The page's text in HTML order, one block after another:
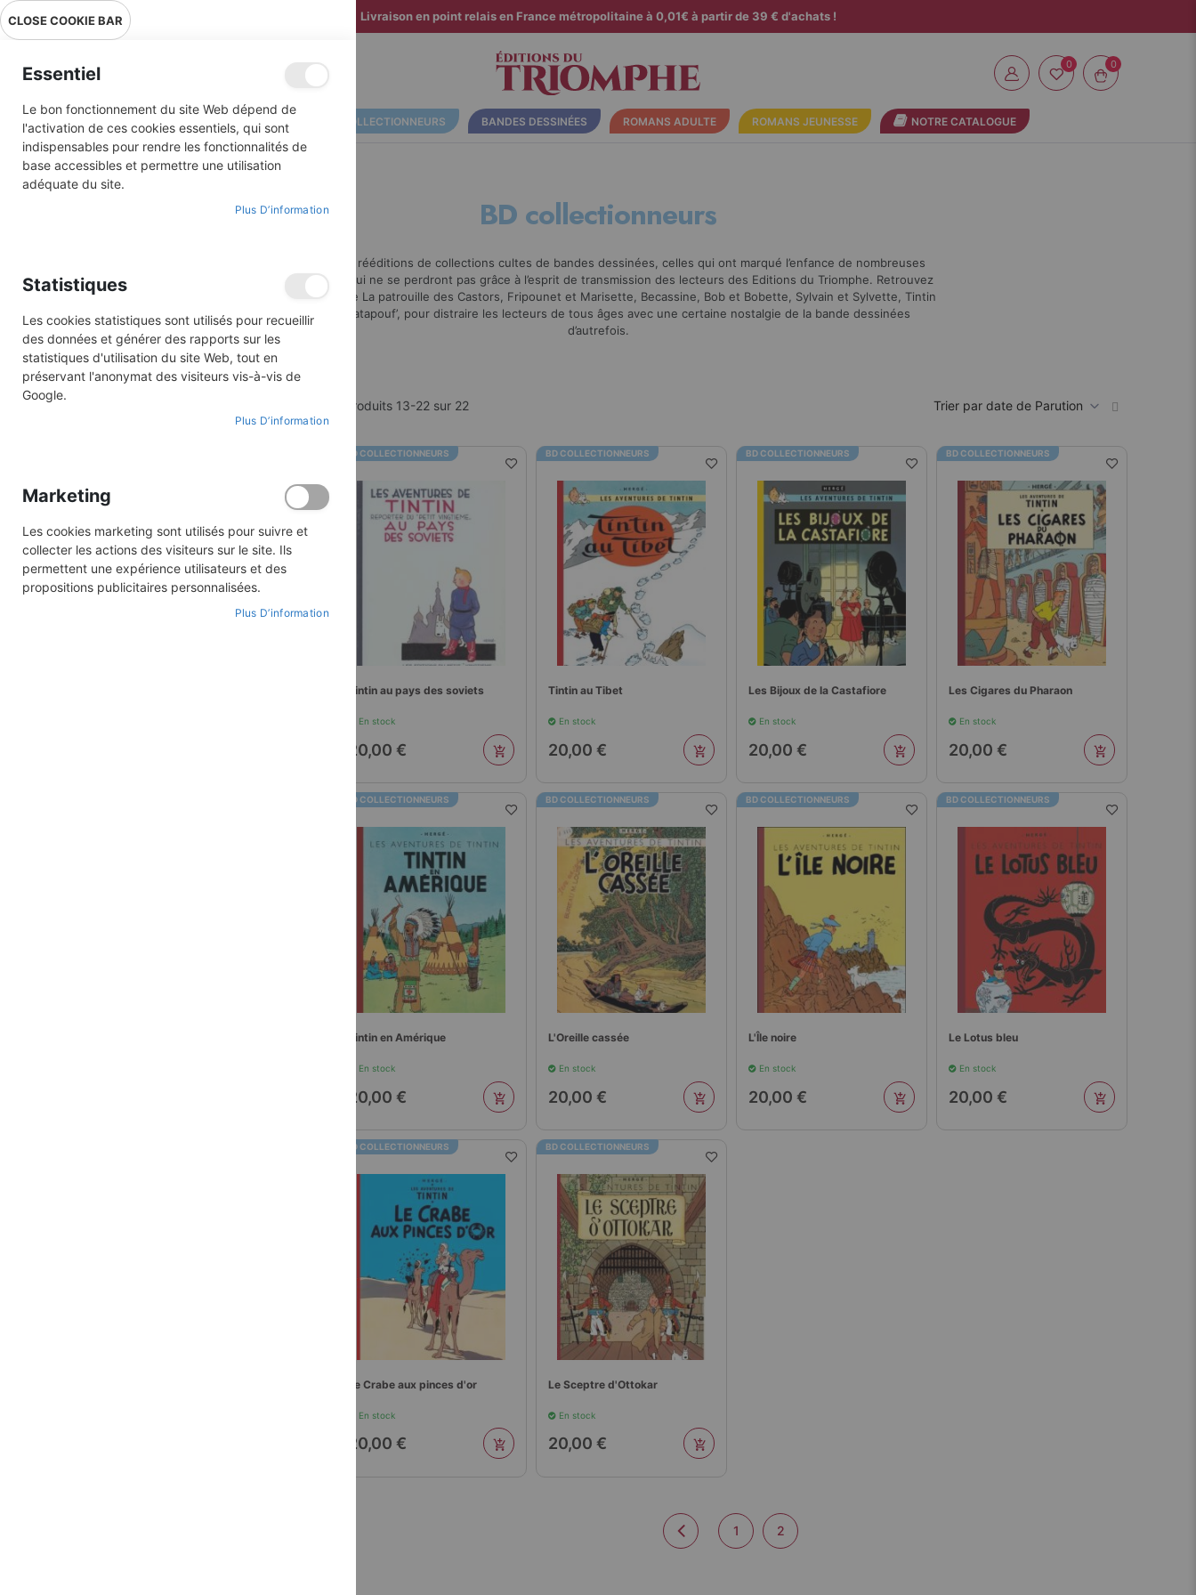
Livraison en point relais en France métropolitaine à 0,01€ à partir de 39 € d'achats !
0
ALBUMS ILLUSTRÉS BD COLLECTIONNEURS BANDES DESSINÉES ROMANS ADULTE ROMANS JEUNESSE NOTRE CATALOGUE
BD collectionneurs
Découvrez nos rééditions de collections cultes de bandes dessinées, celles qui ont marqué l’enfance de nombreuses
générations et qui ne se perdront pas grâce à l’esprit de transmission des lecteurs des Editions du Triomphe. Retrouvez
tous les héros de La patrouille des Castors, Fripounet et Marisette, Becassine, Bob et Bobette, Sylvain et Sylvette, Tintin
ou encore Patapouf’, pour distraire les lecteurs de tous âges avec une certaine nostalgie de la bande dessinées
d’autrefois.
Produits 13-22 sur 22
BD COLLECTIONNEURS
Tintin au pays des soviets
En stock
20,00 €
BD COLLECTIONNEURS
Tintin au Tibet
En stock
20,00 €
BD COLLECTIONNEURS
Les Bijoux de la Castafiore
En stock
20,00 €
BD COLLECTIONNEURS
Les Cigares du Pharaon
En stock
20,00 €
BD COLLECTIONNEURS
Tintin en Amérique
En stock
20,00 €
BD COLLECTIONNEURS
L'Oreille cassée
En stock
20,00 €
BD COLLECTIONNEURS
L'Île noire
En stock
20,00 €
BD COLLECTIONNEURS
Le Lotus bleu
En stock
20,00 €
BD COLLECTIONNEURS
Le Crabe aux pinces d'or
En stock
20,00 €
BD COLLECTIONNEURS
Le Sceptre d'Ottokar
En stock
20,00 €
1 2
TOUT SUPPRIMER
CATÉGORIE
CLOSE COOKIE BAR
Essentiel
Le bon fonctionnement du site Web dépend de
l'activation de ces cookies essentiels, qui sont
indispensables pour rendre les fonctionnalités de
base accessibles et permettre une utilisation
adéquate du site.
Plus D’information
Statistiques
Les cookies statistiques sont utilisés pour recueillir
des données et générer des rapports sur les
statistiques d'utilisation du site Web, tout en
préservant l'anonymat des visiteurs vis-à-vis de
Google.
Plus D’information
Marketing
Les cookies marketing sont utilisés pour suivre et
collecter les actions des visiteurs sur le site. Ils
permettent une expérience utilisateurs et des
propositions publicitaires personnalisées.
Plus D’information